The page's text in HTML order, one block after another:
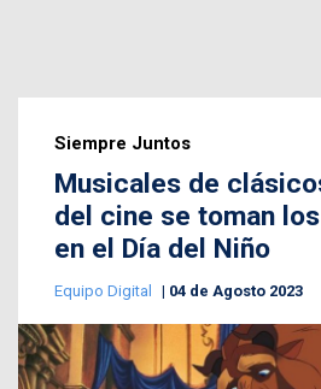
Siempre Juntos
Musicales de
del cine se toman
en el Día del Niño
Equipo Digital 04 de Agosto 2023